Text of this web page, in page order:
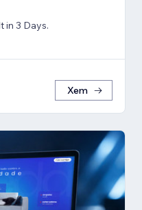
in 3 Days.
Xem